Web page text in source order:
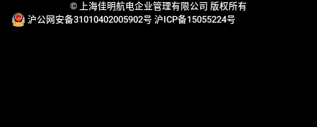
© 上海佳明航电企业管理有限公司 版权所有
沪公网安备31010402005902号 沪ICP备15055224号